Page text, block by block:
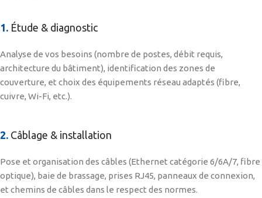
1. Étude & diagnostic
Analyse de vos besoins (nombre de postes, débit requis,
architecture du bâtiment), identification des zones de
couverture, et choix des équipements réseau adaptés (fibre,
cuivre, Wi-Fi, etc.).
2. Câblage & installation
Pose et organisation des câbles (Ethernet catégorie 6/6A/7, fibre
optique), baie de brassage, prises RJ45, panneaux de connexion,
et chemins de câbles dans le respect des normes.